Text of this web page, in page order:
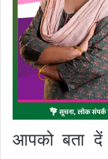
आपको बता दें